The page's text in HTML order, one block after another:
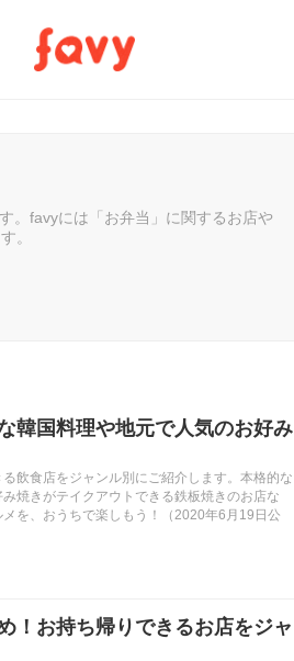
。favyには「お弁当」に関するお店や
。
韓国料理や地元で人気のお好み
飲食店をジャンル別にご紹介します。本格的な
焼きがテイクアウトできる鉄板焼きのお店な
を、おうちで楽しもう！（2020年6月19日公
！お持ち帰りできるお店をジャ